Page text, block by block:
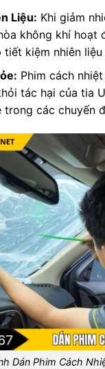
Liệu: Khi giảm
không khí hoạt
kiệm nhiên liệu
Phim cách
tác hại của tia
trong các chuyến
Dán Phim Cách